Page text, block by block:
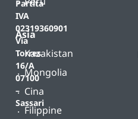
Partita
IVA
02319360901
Via
Torres
16/A
07100
–
Sassari
Asia
Kazakistan
Mongolia
Cina
Filippine